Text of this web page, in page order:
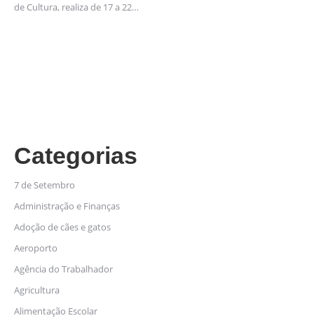
de Cultura, realiza de 17 a 22…
Categorias
7 de Setembro
Administração e Finanças
Adoção de cães e gatos
Aeroporto
Agência do Trabalhador
Agricultura
Alimentação Escolar